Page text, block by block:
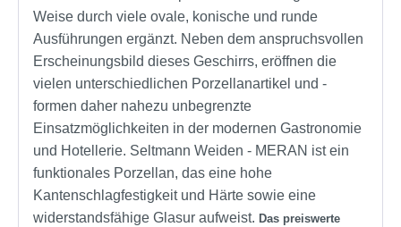
Weise durch viele ovale, konische und runde
Ausführungen ergänzt. Neben dem anspruchsvollen
Erscheinungsbild dieses Geschirrs, eröffnen die
vielen unterschiedlichen Porzellanartikel und -
formen daher nahezu unbegrenzte
Einsatzmöglichkeiten in der modernen Gastronomie
und Hotellerie. Seltmann Weiden - MERAN ist ein
funktionales Porzellan, das eine hohe
Kantenschlagfestigkeit und Härte sowie eine
widerstandsfähige Glasur aufweist. Das preiswerte